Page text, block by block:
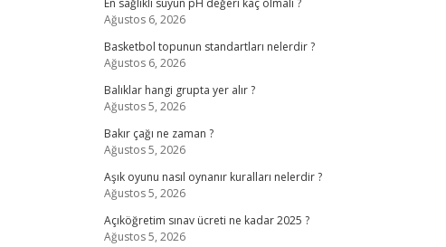
En sağlıklı suyun pH değeri kaç olmalı ?
Ağustos 6, 2026
Basketbol topunun standartları nelerdir ?
Ağustos 6, 2026
Balıklar hangi grupta yer alır ?
Ağustos 5, 2026
Bakır çağı ne zaman ?
Ağustos 5, 2026
Aşık oyunu nasıl oynanır kuralları nelerdir ?
Ağustos 5, 2026
Açıköğretim sınav ücreti ne kadar 2025 ?
Ağustos 5, 2026